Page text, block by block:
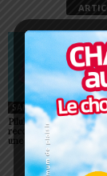
SANTÉ
Pilule du lendemain : un
recours d’urgence, pas
une habitude à banaliser